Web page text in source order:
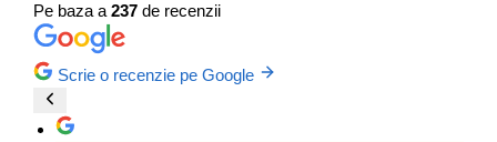
Pe baza a237 de recenzii
Scrie o recenzie pe Google